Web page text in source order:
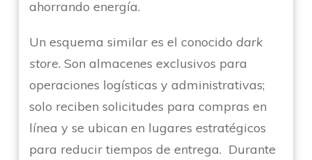
ahorrando energía.
Un esquema similar es el conocido dark
store. Son almacenes exclusivos para
operaciones logísticas y administrativas;
solo reciben solicitudes para compras en
línea y se ubican en lugares estratégicos
para reducir tiempos de entrega. Durante